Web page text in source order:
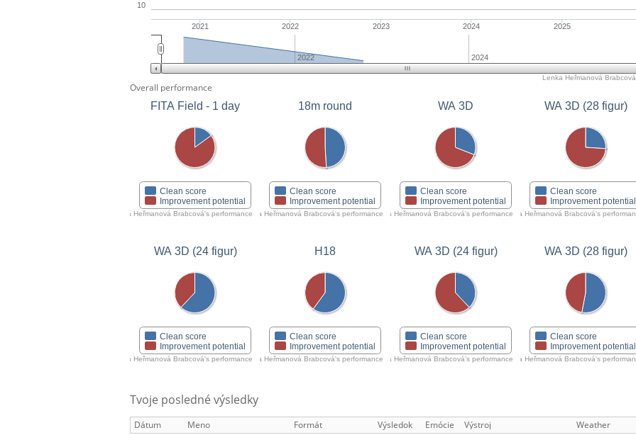
2021 2022 2023 2024 2025
10
2022 2024
Lenka Heřmanová
Overall performance
FITA Field - 1 day
Clean score
Improvement potential
Lenka Heřmanová Brabcová's performance
18m round
Clean score
Improvement potential
Lenka Heřmanová Brabcová's performance
WA 3D
Clean score
Improvement potential
Lenka Heřmanová Brabcová's performance
WA 3D (28 figur)
Clean score
Improvement potential
Lenka Heřmanová Brabcová's
WA 3D (24 figur)
Clean score
Improvement potential
Lenka Heřmanová Brabcová's performance
H18
Clean score
Improvement potential
Lenka Heřmanová Brabcová's performance
WA 3D (24 figur)
Clean score
Improvement potential
Lenka Heřmanová Brabcová's performance
WA 3D (28 figur)
Clean score
Improvement potential
Lenka Heřmanová Brabcová's
Tvoje posledné výsledky
Dátum Meno Formát Výsledok Emócie Výstroj Weather